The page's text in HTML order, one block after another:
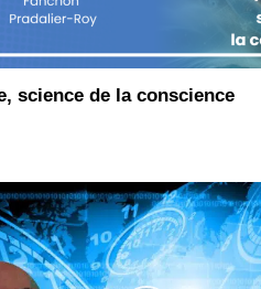
science de la conscience